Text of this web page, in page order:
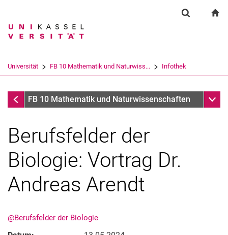
Springe direkt zu: Inhalt
Springe direkt zu: Suche
Springe direkt zu:
Suchbegriff
Suchen (öffnet externen Link in einem
Universität FB 10 Mathematik und Naturwiss... Infothek
InfothekFB 10 Mathematik und Naturwissenschaften
Berufsfelder der
Biologie: Vortrag Dr.
Andreas Arendt
@Berufsfelder der Biologie